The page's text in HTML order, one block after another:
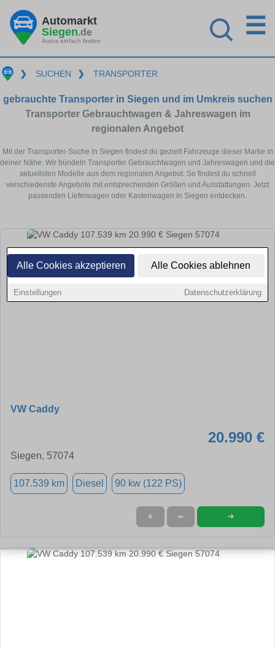
Alle Cookies akzeptieren Alle Cookies ablehnen
Einstellungen Datenschutzerklärung
Automarkt
Siegen.de
Autos einfach finden
☰
❯ SUCHEN ❯ TRANSPORTER
gebrauchte Transporter in Siegen und im Umkreis suchen
Transporter Gebrauchtwagen & Jahreswagen im
regionalen Angebot
Mit der Transporter-Suche in Siegen findest du gezielt Fahrzeuge dieser Marke in
deiner Nähe. Wir bündeln Transporter Gebrauchtwagen und Jahreswagen und die
aktuellsten Modelle aus dem regionalen Angebot. So findest du schnell
verschiedenste Angebote mit entsprechenden Größen und Ausstattungen. Jetzt
passenden Lieferwagen oder Kastenwagen in Siegen entdecken.
VW Caddy
20.990 €
Siegen, 57074
107.539 km Diesel 90 kw (122 PS)
★ ➦ ➜